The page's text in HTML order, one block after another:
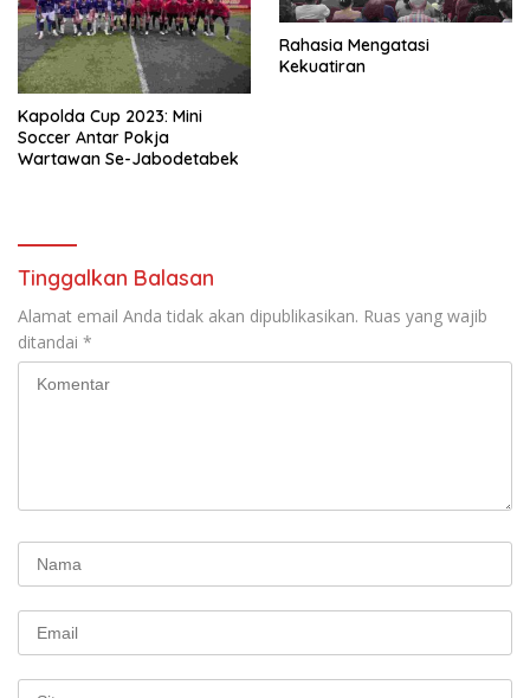
Kapolda Cup 2023: Mini
Soccer Antar Pokja
Wartawan Se-Jabodetabek
Rahasia Mengatasi
Kekuatiran
Tinggalkan Balasan
Alamat email Anda tidak akan dipublikasikan. Ruas yang wajib
ditandai *